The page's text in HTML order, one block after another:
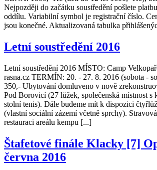
Nejpozději do začátku soustředění pošlete
oddílu. Variabilní symbol je registrační číslo.
jsou konečné. Aktualizovaná tabulka
Letní soustředění 2016
Letní soustředění 2016 MÍSTO: Camp
rasna.cz TERMÍN: 20. - 27. 8. 2016 (sobota -
350,- Ubytování domluveno v nově
Pod Borovicí (27 lůžek, společenská místnost s
stolní tenis). Dále budeme mít k dispozici
(vlastní sociální zázemí včetně sprchy).
restauraci areálu kempu [...]
Štafetové finále Klacky [7]
června 2016